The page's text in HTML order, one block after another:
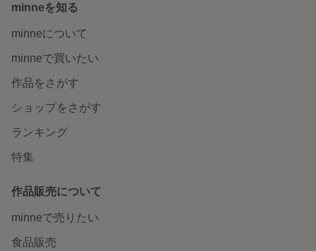
minneを知る
minneについて
minneで買いたい
作品をさがす
ショップをさがす
ランキング
特集
作品販売について
minneで売りたい
食品販売